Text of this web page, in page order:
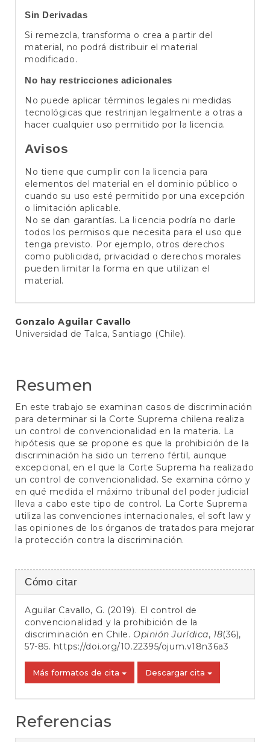
Sin Derivadas
Si remezcla, transforma o crea a partir del
material, no podrá distribuir el material
modificado.
No hay restricciones adicionales
No puede aplicar términos legales ni medidas
tecnológicas que restrinjan legalmente a otras a
hacer cualquier uso permitido por la licencia.
Avisos
No tiene que cumplir con la licencia para
elementos del material en el dominio público o
cuando su uso esté permitido por una excepción
o limitación aplicable.
No se dan garantías. La licencia podría no darle
todos los permisos que necesita para el uso que
tenga previsto. Por ejemplo, otros derechos
como publicidad, privacidad o derechos morales
pueden limitar la forma en que utilizan el
material.
Contenido
principal
artículo
Gonzalo Aguilar Cavallo
Universidad de Talca, Santiago (Chile).
Resumen
En este trabajo se examinan casos de discriminación
para determinar si la Corte Suprema chilena realiza
un control de convencionalidad en la materia. La
hipótesis que se propone es que la prohibición de la
discriminación ha sido un terreno fértil, aunque
excepcional, en el que la Corte Suprema ha realizado
un control de convencionalidad. Se examina cómo y
en qué medida el máximo tribunal del poder judicial
lleva a cabo este tipo de control. La Corte Suprema
utiliza las convenciones internacionales, el soft law y
las opiniones de los órganos de tratados para mejorar
la protección contra la discriminación.
Detalles
del
artículo
Cómo citar
Aguilar Cavallo, G. (2019). El control de
convencionalidad y la prohibición de la
discriminación en Chile. Opinión Jurídica, 18(36),
57-85. https://doi.org/10.22395/ojum.v18n36a3
Más formatos de cita Descargar cita
Referencias